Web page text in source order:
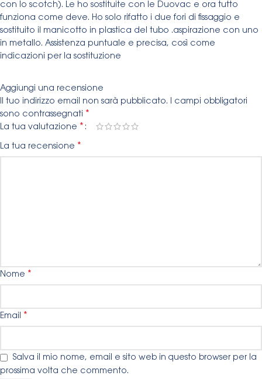
con lo scotch). Le ho sostituite con le Duovac e ora tutto
funziona come deve. Ho solo rifatto i due fori di fissaggio e
sostituito il manicotto in plastica del tubo .aspirazione con uno
in metallo. Assistenza puntuale e precisa, così come
indicazioni per la sostituzione
Aggiungi una recensione
Il tuo indirizzo email non sarà pubblicato. I campi obbligatori
sono contrassegnati *
La tua valutazione *
La tua recensione *
Nome *
Email *
Salva il mio nome, email e sito web in questo browser per la
prossima volta che commento.